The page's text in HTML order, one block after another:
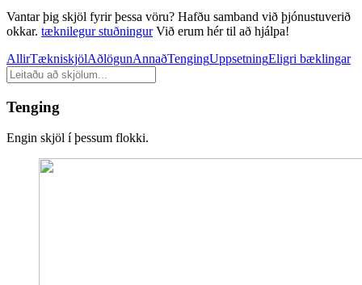
Vantar þig skjöl fyrir þessa vöru? Hafðu samband við þjónustuverið
okkar. tæknilegur stuðningurVið erum hér til að hjálpa!
AllirTækniskjölAðlögunAnnaðTengingUppsetningEligri bæklingar
Leita
að
skjölum
Tenging
Engin skjöl í þessum flokki.